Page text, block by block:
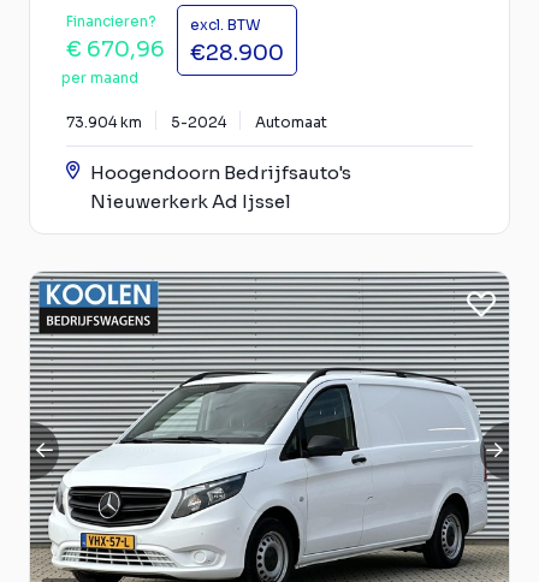
Financieren?
€ 670,96
per maand
excl. BTW
€28.900
73.904 km 5-2024 Automaat
Hoogendoorn Bedrijfsauto's
Nieuwerkerk Ad Ijssel